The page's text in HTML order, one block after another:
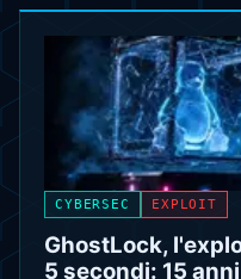
CYBERSEC EXPLOIT
GhostLock,
5 secondi: 15